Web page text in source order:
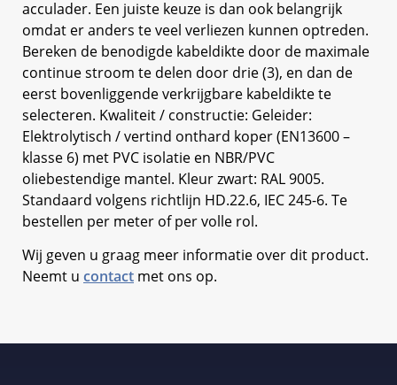
acculader. Een juiste keuze is dan ook belangrijk
omdat er anders te veel verliezen kunnen optreden.
Bereken de benodigde kabeldikte door de maximale
continue stroom te delen door drie (3), en dan de
eerst bovenliggende verkrijgbare kabeldikte te
selecteren. Kwaliteit / constructie: Geleider:
Elektrolytisch / vertind onthard koper (EN13600 –
klasse 6) met PVC isolatie en NBR/PVC
oliebestendige mantel. Kleur zwart: RAL 9005.
Standaard volgens richtlijn HD.22.6, IEC 245-6. Te
bestellen per meter of per volle rol.
Wij geven u graag meer informatie over dit product.
Neemt u contact met ons op.